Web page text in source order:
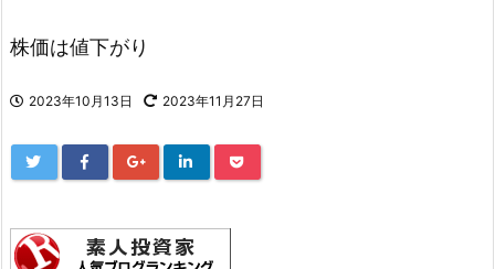
株価は値下がり
2023年10月13日 2023年11月27日